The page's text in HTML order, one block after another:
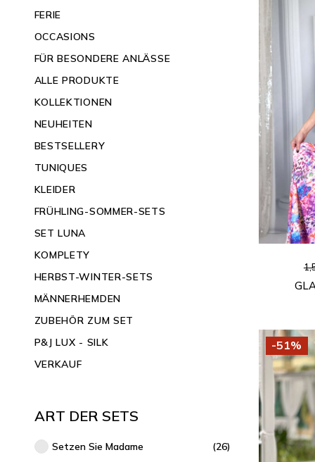
-51%
FERIE
OCCASIONS
FÜR BESONDERE ANLÄSSE
ALLE PRODUKTE
KOLLEKTIONEN
NEUHEITEN
BESTSELLERY
TUNIQUES
KLEIDER
FRÜHLING-SOMMER-SETS
SET LUNA
KOMPLETY
HERBST-WINTER-SETS
MÄNNERHEMDEN
ZUBEHÖR ZUM SET
P&J LUX - SILK
VERKAUF
ART DER SETS
Setzen Sie Madame (26)